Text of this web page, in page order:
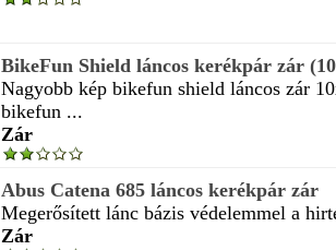
BikeFun Shield láncos kerékpár zár
Nagyobb kép bikefun shield láncos zár
bikefun ...
Zár
Abus Catena 685 láncos kerékpár zár
Megerősített lánc bázis védelemmel a
Zár